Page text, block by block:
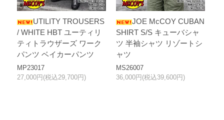
UTILITY TROUSERS
/ WHITE HBT ユーティリ
ティトラウザーズ ワーク
パンツ ベイカーパンツ
MP23017
27,000円(税込29,700円)
JOE McCOY CUBAN
SHIRT S/S キューバシャ
ツ 半袖シャツ リゾートシ
ャツ
MS26007
36,000円(税込39,600円)